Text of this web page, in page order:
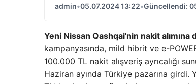
admin•05.07.2024 13:22•Güncellendi:
Yeni Nissan Qashqai'nin nakit alımına
kampanyasında, mild hibrit ve e-
100.000 TL nakit alışveriş ayrıcalığı
Haziran ayında Türkiye pazarına